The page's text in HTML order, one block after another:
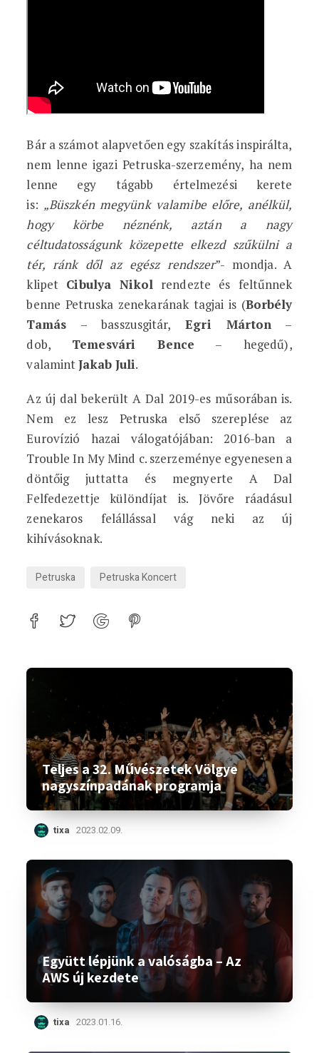
Bár a számot alapvetően egy szakítás inspirálta,
nem lenne igazi Petruska-szerzemény, ha nem
lenne egy tágabb értelmezési kerete
is: „Büszkén megyünk valamibe előre, anélkül,
hogy körbe néznénk, aztán a nagy
céltudatosságunk közepette elkezd szűkülni a
tér, ránk dől az egész rendszer”- mondja. A
klipet Cibulya Nikolrendezte és feltűnnek
benne Petruska zenekarának tagjai is (Borbély
Tamás– basszusgitár,Egri Márton–
dob, Temesvári Bence – hegedű),
valamintJakab Juli.
Az új dal bekerült A Dal 2019-es műsorában is.
Nem ez lesz Petruska első szereplése az
Eurovízió hazai válogatójában: 2016-ban a
Trouble In My Mind c. szerzeménye egyenesen a
döntőig juttatta és megnyerte A Dal
Felfedezettje különdíjat is. Jövőre ráadásul
zenekaros felállással vág neki az új
kihívásoknak.
Petruska Petruska Koncert
Teljes a 32. Művészetek Völgye
nagyszínpadának programja
tixa 2023.02.09.
Együtt lépjünk a valóságba – Az
AWS új kezdete
tixa 2023.01.16.